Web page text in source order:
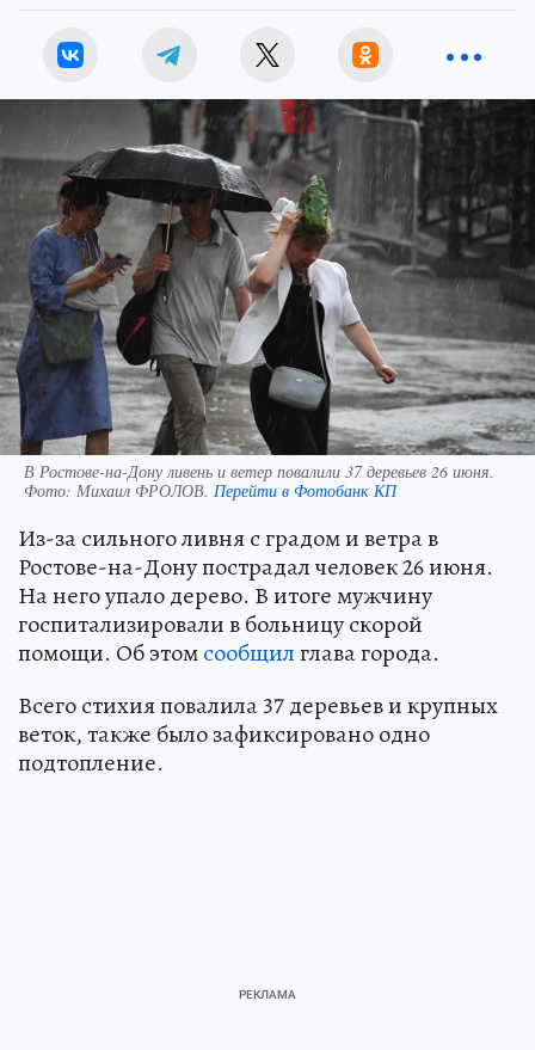
В Ростове-на-Дону ливень и ветер повалили 37 деревьев 26 июня.
Фото: Михаил ФРОЛОВ. Перейти в Фотобанк КП
Из-за сильного ливня с градом и ветра в
Ростове-на-Дону пострадал человек 26 июня.
На него упало дерево. В итоге мужчину
госпитализировали в больницу скорой
помощи. Об этомсообщилглава города.
Всего стихия повалила 37 деревьев и крупных
веток, также было зафиксировано одно
подтопление.